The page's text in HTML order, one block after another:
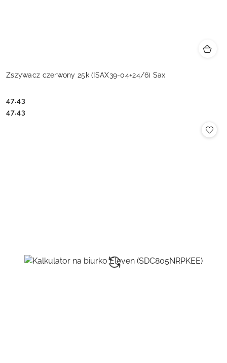
Zszywacz czerwony 25k (ISAX39-04+24/6) Sax
Cena:
47.43
Cena:
47.43